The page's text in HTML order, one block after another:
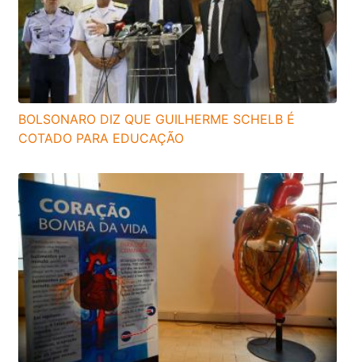
BOLSONARO DIZ QUE GUILHERME SCHELB É
COTADO PARA EDUCAÇÃO